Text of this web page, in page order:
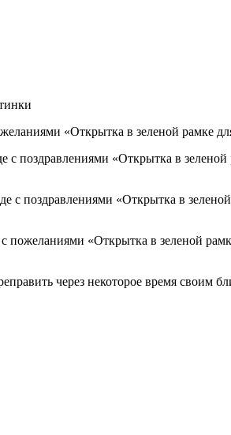
через некоторое время своим